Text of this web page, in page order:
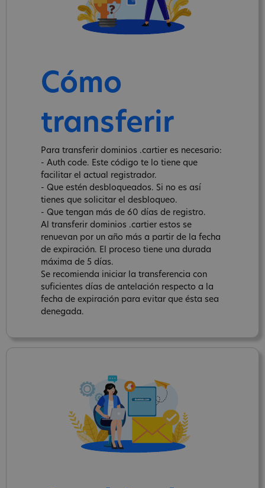
Cómo
transferir
Para transferir dominios .cartier es necesario:
- Auth code. Este código te lo tiene que
facilitar el actual registrador.
- Que estén desbloqueados. Si no es así
tienes que solicitar el desbloqueo.
- Que tengan más de 60 días de registro.
Al transferir dominios .cartier estos se
renuevan por un año más a partir de la fecha
de expiración. El proceso tiene una durada
máxima de 5 días.
Se recomienda iniciar la transferencia con
suficientes días de antelación respecto a la
fecha de expiración para evitar que ésta sea
denegada.